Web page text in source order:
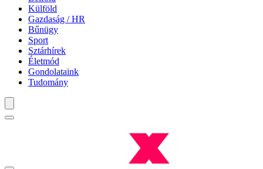
Külföld
Gazdaság / HR
Bűnügy
Sport
Sztárhírek
Életmód
Gondolataink
Tudomány